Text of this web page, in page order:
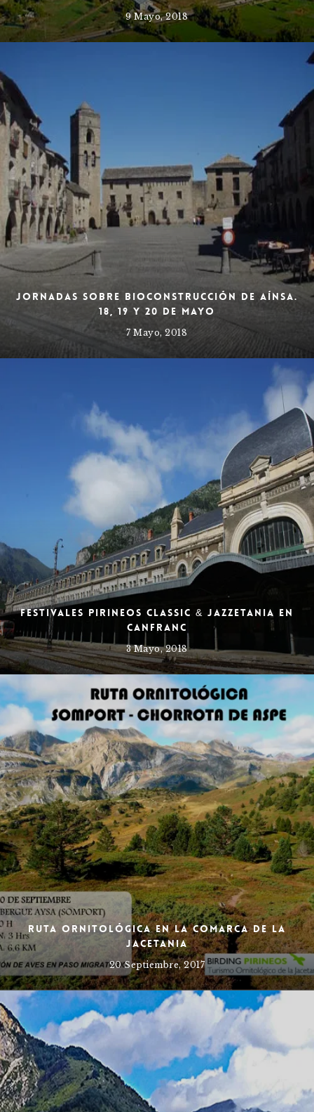
9 Mayo, 2018
Jornadas sobre bioconstrucción de Aínsa.
18, 19 y 20 de mayo
7 Mayo, 2018
Festivales Pirineos Classic & Jazzetania en
Canfranc
3 Mayo, 2018
Ruta ornitológica en la Comarca de la
Jacetania
20 Septiembre, 2017